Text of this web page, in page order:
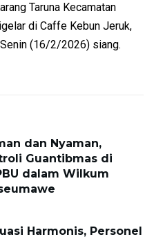
Taruna Kecamatan
di Caffe Kebun Jeruk,
(16/2/2026) siang.
dan Nyaman,
Guantibmas di
dalam Wilkum
Harmonis, Personel